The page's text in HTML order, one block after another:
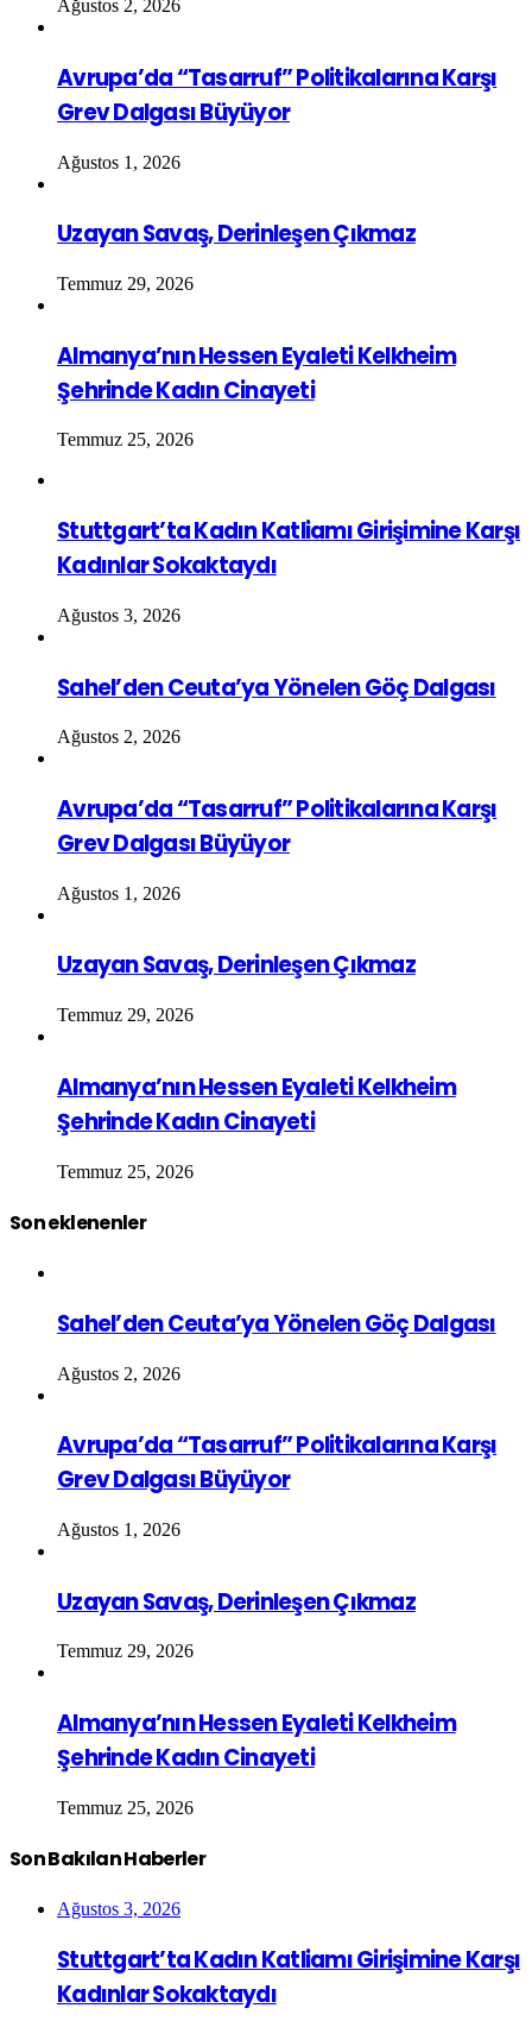
Ağustos 2, 2026
Avrupa’da “Tasarruf” Politikalarına Karşı
Grev Dalgası Büyüyor
Ağustos 1, 2026
Uzayan Savaş, Derinleşen Çıkmaz
Temmuz 29, 2026
Almanya’nın Hessen Eyaleti Kelkheim
Şehrinde Kadın Cinayeti
Temmuz 25, 2026
Stuttgart’ta Kadın Katliamı Girişimine Karşı
Kadınlar Sokaktaydı
Ağustos 3, 2026
Sahel’den Ceuta’ya Yönelen Göç Dalgası
Ağustos 2, 2026
Avrupa’da “Tasarruf” Politikalarına Karşı
Grev Dalgası Büyüyor
Ağustos 1, 2026
Uzayan Savaş, Derinleşen Çıkmaz
Temmuz 29, 2026
Almanya’nın Hessen Eyaleti Kelkheim
Şehrinde Kadın Cinayeti
Temmuz 25, 2026
Son eklenenler
Sahel’den Ceuta’ya Yönelen Göç Dalgası
Ağustos 2, 2026
Avrupa’da “Tasarruf” Politikalarına Karşı
Grev Dalgası Büyüyor
Ağustos 1, 2026
Uzayan Savaş, Derinleşen Çıkmaz
Temmuz 29, 2026
Almanya’nın Hessen Eyaleti Kelkheim
Şehrinde Kadın Cinayeti
Temmuz 25, 2026
Son Bakılan Haberler
Ağustos 3, 2026
Stuttgart’ta Kadın Katliamı Girişimine Karşı
Kadınlar Sokaktaydı